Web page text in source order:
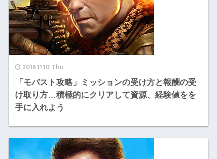
2016.11.10 Thu
「モバスト攻略」ミッションの受け方と報酬の受
け取り方…積極的にクリアして資源、経験値をを
手に入れよう